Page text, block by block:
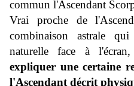
commun l'Ascendant
Vrai proche de
combinaison astrale
naturelle face à l'écran,
expliquer une certaine
l'Ascendant décrit